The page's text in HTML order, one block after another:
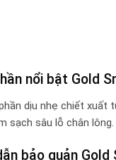
nổi bật Gold
dịu nhẹ chiết xuất
sạch sâu lỗ chân
bảo quản Gold